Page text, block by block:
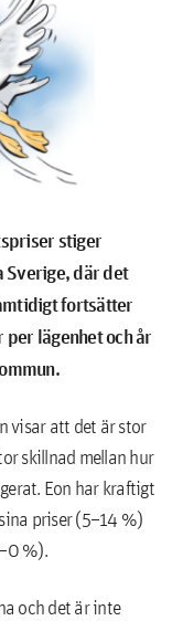
stiger
Sverige, där det
fortsätter
lägenhet och år
visar att det är stor
skillnad mellan hur
Eon har kraftigt
priser (5–14 %)
%).
och det är inte